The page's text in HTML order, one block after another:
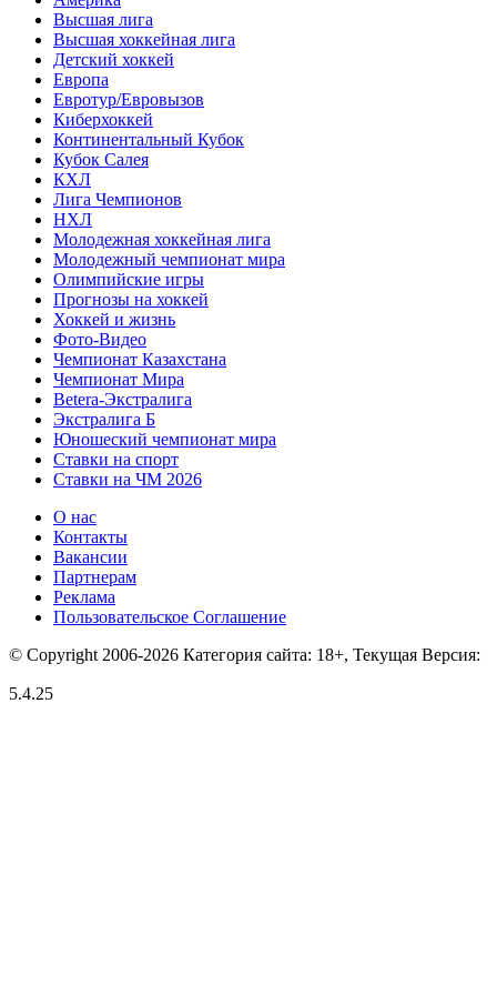
Высшая лига
Высшая хоккейная лига
Детский хоккей
Европа
Евротур/Евровызов
Киберхоккей
Континентальный Кубок
Кубок Салея
КХЛ
Лига Чемпионов
НХЛ
Молодежная хоккейная лига
Молодежный чемпионат мира
Олимпийские игры
Прогнозы на хоккей
Хоккей и жизнь
Фото-Видео
Чемпионат Казахстана
Чемпионат Мира
Betera-Экстралига
Экстралига Б
Юношеский чемпионат мира
Ставки на спорт
Ставки на ЧМ 2026
О нас
Контакты
Вакансии
Партнерам
Реклама
Пользовательское Соглашение
© Copyright 2006-2026 Категория сайта: 18+, Текущая Версия:
5.4.25